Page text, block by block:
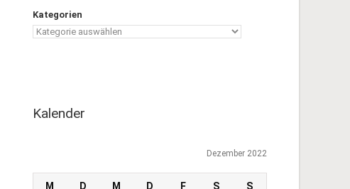
Kategorien
Kalender
Dezember 2022
M D M D F S S